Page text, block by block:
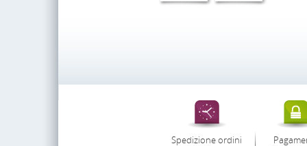
Spedizione ordini